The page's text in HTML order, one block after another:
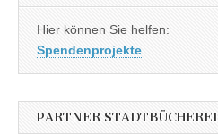
Hier können Sie helfen:
Spendenprojekte
PARTNER STADTBÜCHEREI